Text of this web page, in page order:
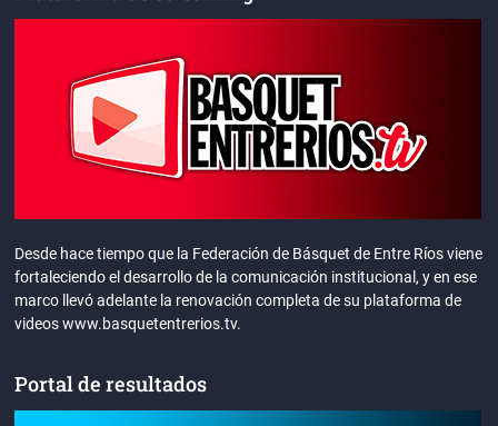
Desde hace tiempo que la Federación de Básquet de Entre Ríos viene
fortaleciendo el desarrollo de la comunicación institucional, y en ese
marco llevó adelante la renovación completa de su plataforma de
videos www.basquetentrerios.tv.
Portal de resultados